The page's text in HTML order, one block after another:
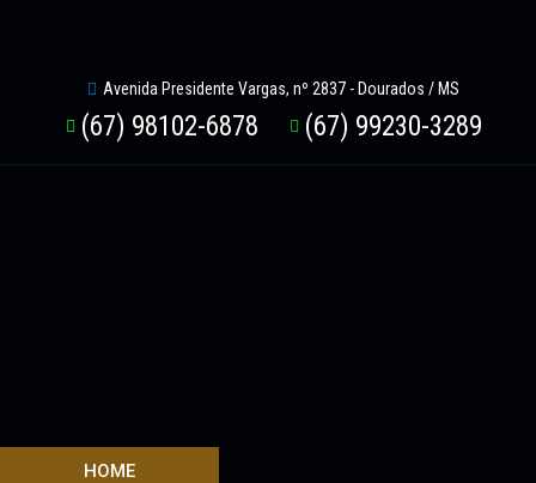
Avenida Presidente Vargas, nº 2837 - Dourados / MS
(67) 98102-6878 (67) 99230-3289
HOME